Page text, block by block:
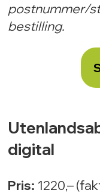
postnummer/
bestilling.
digital
Pris: 1220,–